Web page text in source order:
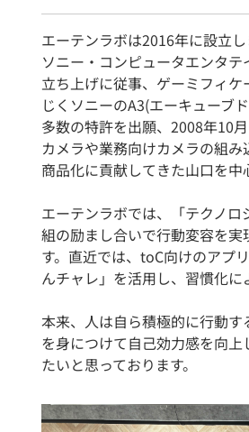
エーテンラボは2016年に設立し
ソニー・コンピュータエンタ
立ち上げに従事、ゲーミフィ
じくソニーのA3(エーキューブ
多数の特許を出願、2008年10
カメラや業務向けカメラの組
商品化に貢献してきた山口を中
エーテンラボでは、「テクノ
組の励まし合いで行動変容を
す。直近では、toC向けのアプ
んチャレ」を活用し、習慣化に
本来、人は自ら積極的に行動
を身につけて自己効力感を向
たいと思っております。